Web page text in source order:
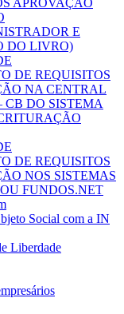
APROVAÇÃO
E
DO LIVRO)
DE REQUISITOS
NA CENTRAL
CB DO SISTEMA
DE REQUISITOS
NOS SISTEMAS
FUNDOS.NET
Social com a IN
Liberdade